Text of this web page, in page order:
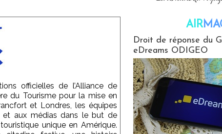
officielles de l’Alliance de
du Tourisme pour la mise en
et Londres, les équipes
et aux médias dans le but de
unique en Amérique.
AIR
Droit de réponse du
eDreams ODIGEO